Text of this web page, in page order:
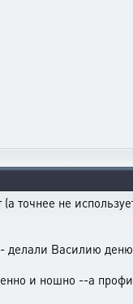
(а точнее не
делали Василию
и ношно --а